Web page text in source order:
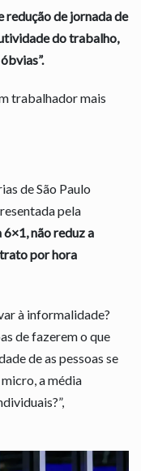
redução de jornada de
do trabalho,
trabalhador mais
de São Paulo
pela
não reduz a
por hora
à informalidade?
de fazerem o que
de as pessoas se
a média